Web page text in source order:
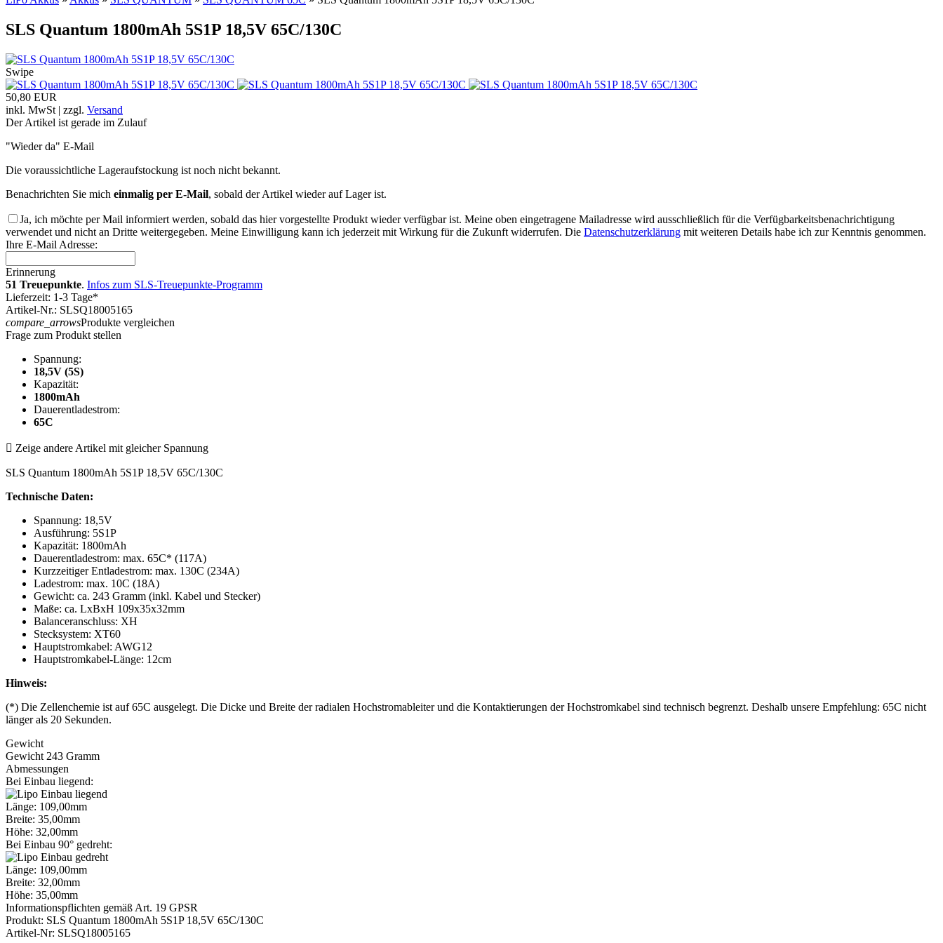
SLS Quantum 1800mAh 5S1P 18,5V 65C/130C
Swipe
50,80 EUR
inkl. MwSt | zzgl. Versand
Der Artikel ist gerade im Zulauf
"Wieder da" E-Mail
Die voraussichtliche Lageraufstockung ist noch nicht bekannt.
Benachrichten Sie mich einmalig per E-Mail, sobald der Artikel wieder auf Lager ist.
Ja, ich möchte per Mail informiert werden, sobald das hier vorgestellte Produkt wieder verfügbar ist. Meine oben eingetragene Mailadresse wird ausschließlich für die Verfügbarkeitsbenachrichtigung
verwendet und nicht an Dritte weitergegeben. Meine Einwilligung kann ich jederzeit mit Wirkung für die Zukunft widerrufen. Die Datenschutzerklärung mit weiteren Details habe ich zur Kenntnis genommen.
Ihre E-Mail Adresse:
Erinnerung
51 Treuepunkte. Infos zum SLS-Treuepunkte-Programm
Lieferzeit: 1-3 Tage*
Artikel-Nr.: SLSQ18005165
compare_arrowsProdukte vergleichen
Frage zum Produkt stellen
Spannung:
18,5V (5S)
Kapazität:
1800mAh
Dauerentladestrom:
65C
 Zeige andere Artikel mit gleicher Spannung
SLS Quantum 1800mAh 5S1P 18,5V 65C/130C
Technische Daten:
Spannung: 18,5V
Ausführung: 5S1P
Kapazität: 1800mAh
Dauerentladestrom: max. 65C* (117A)
Kurzzeitiger Entladestrom: max. 130C (234A)
Ladestrom: max. 10C (18A)
Gewicht: ca. 243 Gramm (inkl. Kabel und Stecker)
Maße: ca. LxBxH 109x35x32mm
Balanceranschluss: XH
Stecksystem: XT60
Hauptstromkabel: AWG12
Hauptstromkabel-Länge: 12cm
Hinweis:
(*) Die Zellenchemie ist auf 65C ausgelegt. Die Dicke und Breite der radialen Hochstromableiter und die Kontaktierungen der Hochstromkabel sind technisch begrenzt. Deshalb unsere Empfehlung: 65C nicht
länger als 20 Sekunden.
Gewicht
Gewicht 243 Gramm
Abmessungen
Bei Einbau liegend:
Länge: 109,00mm
Breite: 35,00mm
Höhe: 32,00mm
Bei Einbau 90° gedreht:
Länge: 109,00mm
Breite: 32,00mm
Höhe: 35,00mm
Informationspflichten gemäß Art. 19 GPSR
Produkt: SLS Quantum 1800mAh 5S1P 18,5V 65C/130C
Artikel-Nr: SLSQ18005165